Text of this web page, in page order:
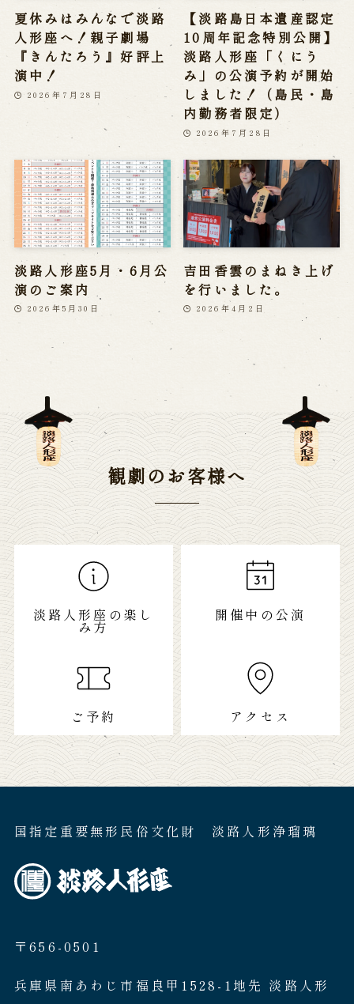
夏休みはみんなで淡路
人形座へ！親子劇場
『きんたろう』好評上
演中！
2026年7月28日
【淡路島日本遺産認定
10周年記念特別公開】
淡路人形座「くにう
み」の公演予約が開始
しました！（島民・島
内勤務者限定）
2026年7月28日
淡路人形座5月・6月公
演のご案内
2026年5月30日
吉田香雲のまねき上げ
を行いました。
2026年4月2日
観劇のお客様へ
淡路人形座の楽し
み方
開催中の公演
ご予約 アクセス
国指定重要無形民俗文化財 淡路人形浄瑠璃
〒656-0501
兵庫県南あわじ市福良甲1528-1地先 淡路人形